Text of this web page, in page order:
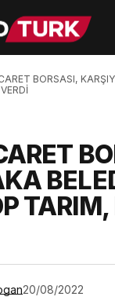
BORSASI,
TARIM,
20/08/2022